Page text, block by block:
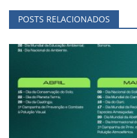
POSTS RELACIONADOS